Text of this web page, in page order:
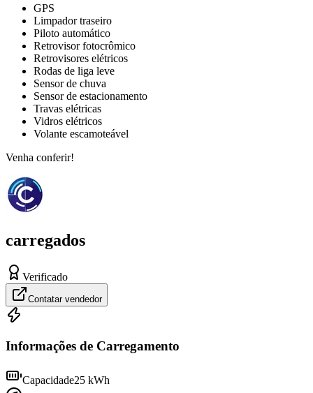
GPS
Limpador traseiro
Piloto automático
Retrovisor fotocrômico
Retrovisores elétricos
Rodas de liga leve
Sensor de chuva
Sensor de estacionamento
Travas elétricas
Vidros elétricos
Volante escamoteável
Venha conferir!
carregados
Verificado
Contatar vendedor
Informações de Carregamento
Capacidade25 kWh